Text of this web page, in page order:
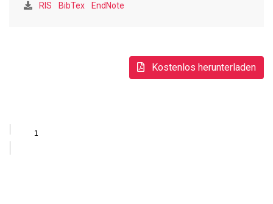
RIS BibTex EndNote
Kostenlos herunterladen